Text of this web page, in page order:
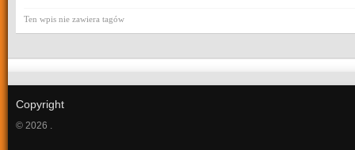
Ten wpis nie zawiera tagów
Copyright
© 2026 .